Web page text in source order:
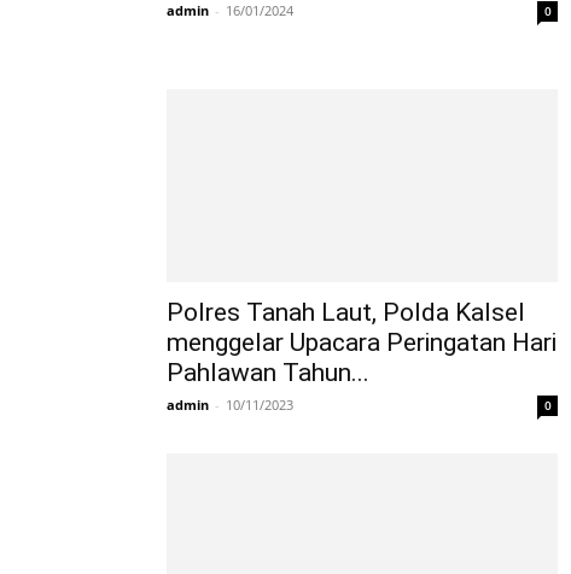
admin - 16/01/2024 0
Polres Tanah Laut, Polda Kalsel
menggelar Upacara Peringatan Hari
Pahlawan Tahun...
admin - 10/11/2023 0